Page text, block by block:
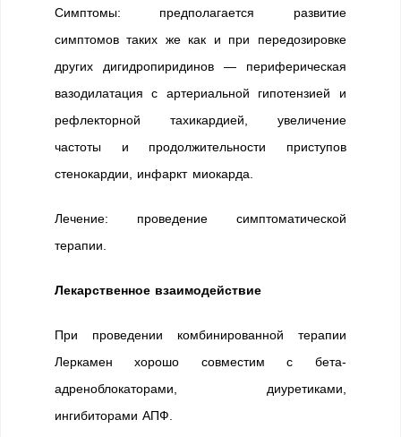
Симптомы: предполагается развитие
симптомов таких же как и при передозировке
других дигидропиридинов — периферическая
вазодилатация с артериальной гипотензией и
рефлекторной тахикардией, увеличение
частоты и продолжительности приступов
стенокардии, инфаркт миокарда.
Лечение: проведение симптоматической
терапии.
Лекарственное взаимодействие
При проведении комбинированной терапии
Леркамен хорошо совместим с бета-
адреноблокаторами, диуретиками,
ингибиторами АПФ.